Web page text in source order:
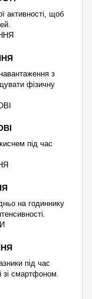
активності, щоб
з
фізичну
під час
на годиннику
під час
зі смартфоном.